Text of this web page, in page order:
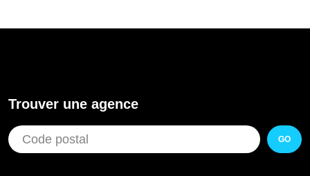
Trouver une agence
GO